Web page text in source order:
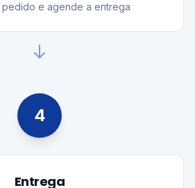
pedido e agende a entrega
4
Entrega